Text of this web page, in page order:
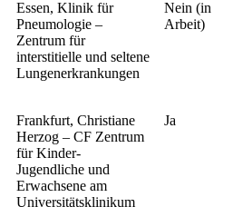
Essen, Klinik für
Pneumologie –
Zentrum für
interstitielle und seltene
Lungenerkrankungen
Nein (in
Arbeit)
Frankfurt, Christiane
Herzog – CF Zentrum
für Kinder-
Jugendliche und
Erwachsene am
Universitätsklinikum
Ja